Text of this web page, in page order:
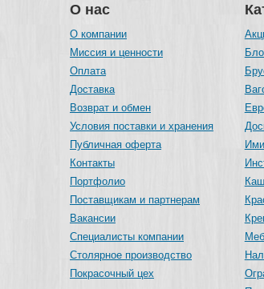
О нас
О компании
Миссия и ценности
Оплата
Доставка
Возврат и обмен
Условия поставки и хранения
Публичная оферта
Контакты
Портфолио
Поставщикам и партнерам
Вакансии
Специалисты компании
Столярное производство
Покрасочный цех